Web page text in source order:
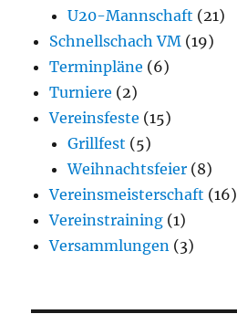
U20-Mannschaft (21)
Schnellschach VM (19)
Terminpläne (6)
Turniere (2)
Vereinsfeste (15)
Grillfest (5)
Weihnachtsfeier (8)
Vereinsmeisterschaft (16)
Vereinstraining (1)
Versammlungen (3)